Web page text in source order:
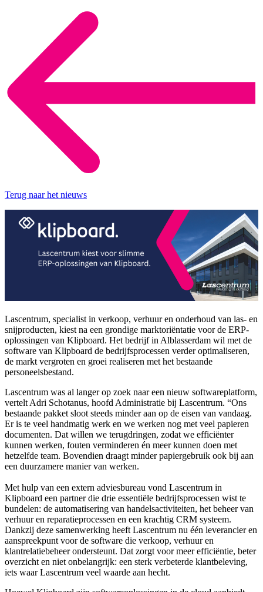
Terug naar het nieuws
Lascentrum, specialist in verkoop, verhuur en onderhoud van las- en
snijproducten, kiest na een grondige marktoriëntatie voor de ERP-
oplossingen van Klipboard. Het bedrijf in Alblasserdam wil met de
software van Klipboard de bedrijfsprocessen verder optimaliseren,
de markt vergroten en groei realiseren met het bestaande
personeelsbestand.
Lascentrum was al langer op zoek naar een nieuw softwareplatform,
vertelt Adri Schotanus, hoofd Administratie bij Lascentrum. “Ons
bestaande pakket sloot steeds minder aan op de eisen van vandaag.
Er is te veel handmatig werk en we werken nog met veel papieren
documenten. Dat willen we terugdringen, zodat we efficiënter
kunnen werken, fouten verminderen én meer kunnen doen met
hetzelfde team. Bovendien draagt minder papiergebruik ook bij aan
een duurzamere manier van werken.
Met hulp van een extern adviesbureau vond Lascentrum in
Klipboard een partner die drie essentiële bedrijfsprocessen wist te
bundelen: de automatisering van handelsactiviteiten, het beheer van
verhuur en reparatieprocessen en een krachtig CRM systeem.
Dankzij deze samenwerking heeft Lascentrum nu één leverancier en
aanspreekpunt voor de software die verkoop, verhuur en
klantrelatiebeheer ondersteunt. Dat zorgt voor meer efficiëntie, beter
overzicht en niet onbelangrijk: een sterk verbeterde klantbeleving,
iets waar Lascentrum veel waarde aan hecht.